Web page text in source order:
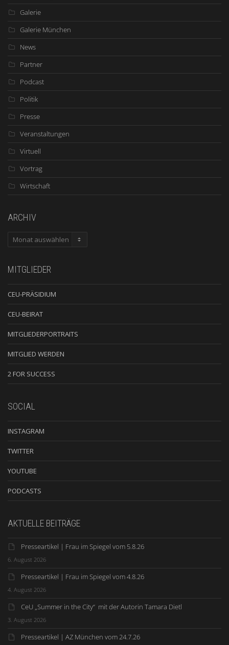
Galerie
Galerie München
News
Partner
Podcast
Politik
Presse
Veranstaltungen
Virtuell
Vortrag
Wirtschaft
ARCHIV
ARCHIV
MITGLIEDER
CEU-PRÄSIDIUM
CEU-BEIRAT
MITGLIEDERPORTRAITS
MITGLIED WERDEN
2 FOR SUCCESS
SOCIAL
INSTAGRAM
TWITTER
YOUTUBE
PODCASTS
AKTUELLE BEITRÄGE
Presseartikel | Frau im Spiegel vom 5.8.26
6. August 2026
Presseartikel | Frau im Spiegel vom 4.8.26
4. August 2026
CeU „Summer in the City“ mit der Autorin Tamara Dietl
3. August 2026
Presseartikel | AZ München vom 24.7.26